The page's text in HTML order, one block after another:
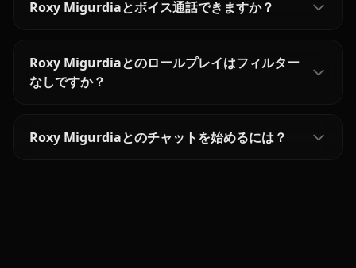
Roxy Migurdiaとボイス通話できますか？
Roxy Migurdiaとのロールプレイはフィルター
なしですか？
Roxy Migurdiaとのチャットを始めるには？